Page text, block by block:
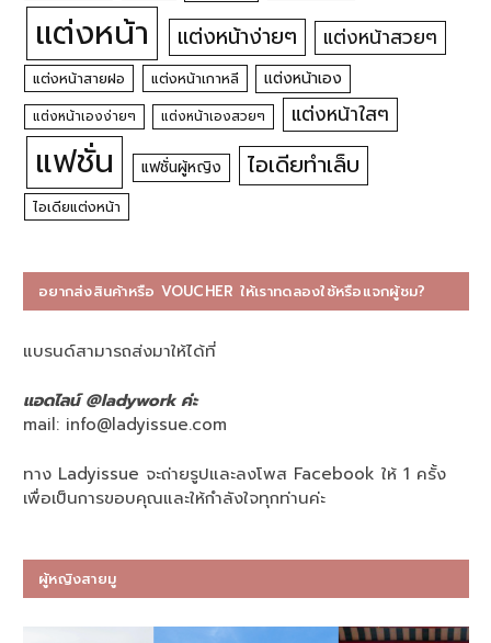
แต่งหน้า แต่งหน้าง่ายๆ แต่งหน้าสวยๆ
แต่งหน้าสายฝอ แต่งหน้าเกาหลี แต่งหน้าเอง
แต่งหน้าเองง่ายๆ แต่งหน้าเองสวยๆ แต่งหน้าใสๆ
แฟชั่น แฟชั่นผู้หญิง ไอเดียทำเล็บ
ไอเดียแต่งหน้า
อยากส่งสินค้าหรือ VOUCHER ให้เราทดลองใช้หรือแจกผู้ชม?
แบรนด์สามารถส่งมาให้ได้ที่
แอดไลน์ @ladywork ค่ะ
mail: info@ladyissue.com
ทาง Ladyissue จะถ่ายรูปและลงโพส Facebook ให้ 1 ครั้ง
เพื่อเป็นการขอบคุณและให้กำลังใจทุกท่านค่ะ
ผู้หญิงสายมู